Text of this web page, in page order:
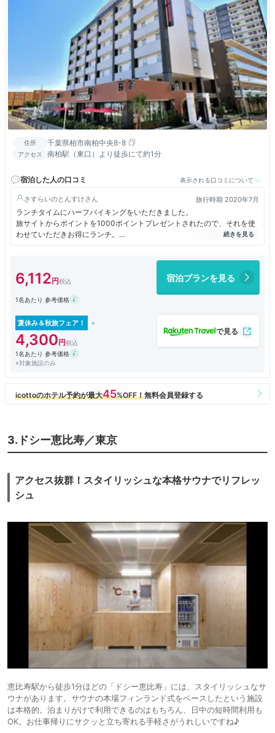
住所 千葉県柏市南柏中央8-8
アクセス 南柏駅（東口）より徒歩にて約1分
宿泊した人の口コミ 表示される口コミについて
さすらいのとんすけ 旅行時期 2020年7月
ランチタイムにハーフバイキングをいただきました。
旅サイトからポイントを1000ポイントプレゼントされたので、それを使
わせていただきお得にランチ。
メイン料理を１品選び、それ以外はバイキングで食べ放題です。
6,112 宿泊プランを見る
1名あたり 参考価格
夏休み＆秋旅フェア！
4,300
1名あたり 参考価格
※対象施設のみ
3.ドシー恵比寿／東京
アクセス抜群！スタイリッシュな本格サウナでリフレッ
シュ
恵比寿駅から徒歩1分ほどの「ドシー恵比寿」には、スタイリッシュなサ
ウナがあります。サウナの本場フィンランド式をベースしたという施設
は本格的。泊まりがけで利用できるのはもちろん、日中の短時間利用も
OK。お仕事帰りにサクッと立ち寄れる手軽さがうれしいですね♪